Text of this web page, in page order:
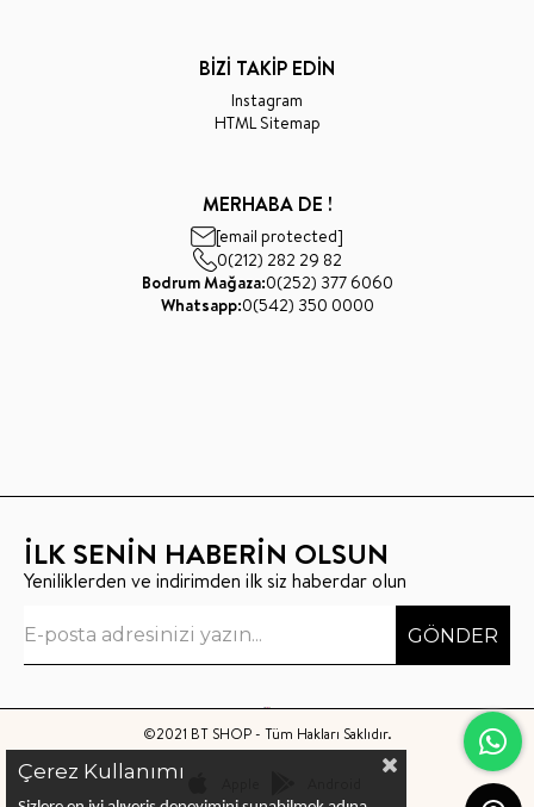
BİZİ TAKİP EDİN
Instagram
HTML Sitemap
MERHABA DE !
[email protected]
0(212) 282 29 82
Bodrum Mağaza:0(252) 377 6060
Whatsapp:0(542) 350 0000
İLK SENİN HABERİN OLSUN
Yeniliklerden ve indirimden ilk siz haberdar olun
GÖNDER
©2021 BT SHOP - Tüm Hakları Saklıdır.
Çerez Kullanımı